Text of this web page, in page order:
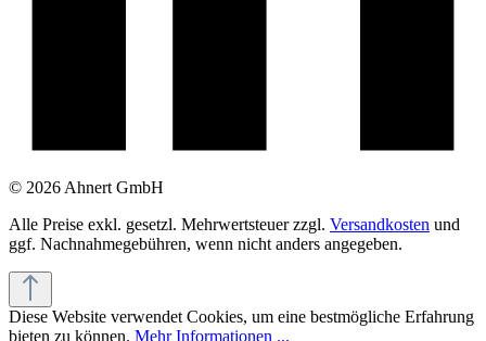
© 2026 Ahnert GmbH
Alle Preise exkl. gesetzl. Mehrwertsteuer zzgl. Versandkosten und
ggf. Nachnahmegebühren, wenn nicht anders angegeben.
Diese Website verwendet Cookies, um eine bestmögliche Erfahrung
bieten zu können. Mehr Informationen ...